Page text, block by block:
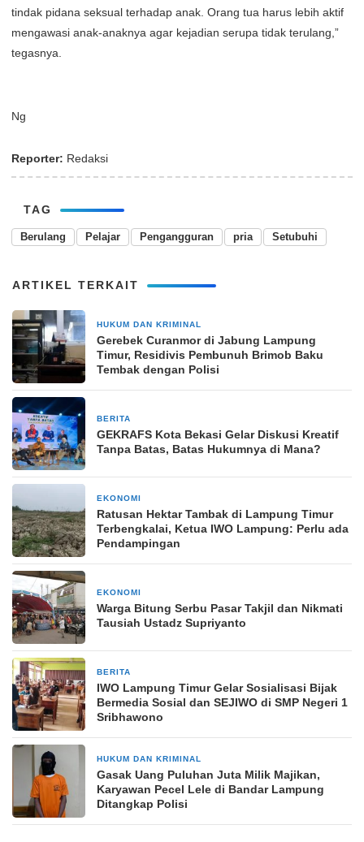
tindak pidana seksual terhadap anak. Orang tua harus lebih aktif
mengawasi anak-anaknya agar kejadian serupa tidak terulang,”
tegasnya.
Ng
Reporter: Redaksi
TAG
Berulang Pelajar Pengangguran pria Setubuhi
ARTIKEL TERKAIT
HUKUM DAN KRIMINAL
Gerebek Curanmor di Jabung Lampung
Timur, Residivis Pembunuh Brimob Baku
Tembak dengan Polisi
BERITA
GEKRAFS Kota Bekasi Gelar Diskusi Kreatif
Tanpa Batas, Batas Hukumnya di Mana?
EKONOMI
Ratusan Hektar Tambak di Lampung Timur
Terbengkalai, Ketua IWO Lampung: Perlu ada
Pendampingan
EKONOMI
Warga Bitung Serbu Pasar Takjil dan Nikmati
Tausiah Ustadz Supriyanto
BERITA
IWO Lampung Timur Gelar Sosialisasi Bijak
Bermedia Sosial dan SEJIWO di SMP Negeri 1
Sribhawono
HUKUM DAN KRIMINAL
Gasak Uang Puluhan Juta Milik Majikan,
Karyawan Pecel Lele di Bandar Lampung
Ditangkap Polisi